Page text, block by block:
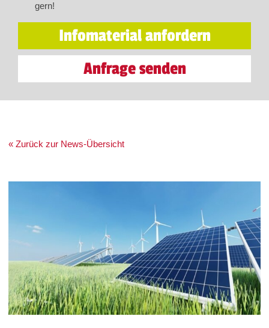
gern!
Infomaterial anfordern
Anfrage senden
« Zurück zur News-Übersicht